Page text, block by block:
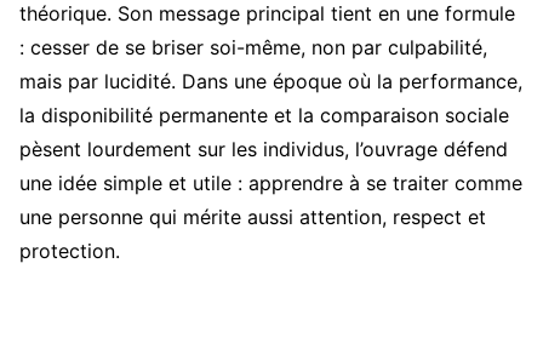
théorique. Son message principal tient en une formule
: cesser de se briser soi-même, non par culpabilité,
mais par lucidité. Dans une époque où la performance,
la disponibilité permanente et la comparaison sociale
pèsent lourdement sur les individus, l’ouvrage défend
une idée simple et utile : apprendre à se traiter comme
une personne qui mérite aussi attention, respect et
protection.